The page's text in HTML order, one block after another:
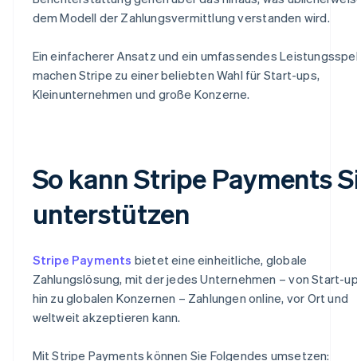
dem Modell der Zahlungsvermittlung verstanden wird.
Ein einfacherer Ansatz und ein umfassendes
machen Stripe zu einer beliebten Wahl für Start-ups,
Kleinunternehmen und große Konzerne.
So kann Stripe Payments
unterstützen
Stripe Payments bietet eine einheitliche, globale
Zahlungslösung, mit der jedes Unternehmen – von Start-
hin zu globalen Konzernen – Zahlungen online, vor Ort und
weltweit akzeptieren kann.
Mit Stripe Payments können Sie Folgendes umsetzen: